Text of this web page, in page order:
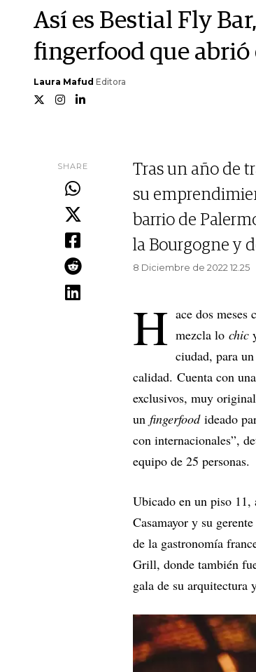
Así es Bestial Fly
fingerfood que abrió
Laura Mafud Editora
SHARE
Tras un año de
su
barrio de
la Bourgogne y
8 Diciembre de 2022 12.25
H ace dos meses
mezcla lo chic
ciudad, para
calidad. Cuenta con
exclusivos, muy
un fingerfood ideado
con internacionales”,
equipo de 25 personas.
Ubicado en un piso
Casamayor y su gerente
de la gastronomía
Grill, donde también
gala de su arquitectura